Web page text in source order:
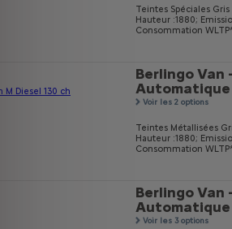
Teintes Spéciales
Hauteur :1880;
Consommation
Berlingo Van
Automatique
Voir les 2 options
Teintes Métallisées
Hauteur :1880;
Consommation
Berlingo Van
Automatique
Voir les 3 options